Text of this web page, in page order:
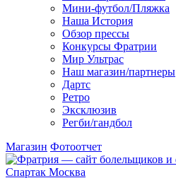
Мини-футбол/Пляжка
Наша История
Обзор прессы
Конкурсы Фратрии
Мир Ультрас
Наш магазин/партнеры
Дартс
Ретро
Эксклюзив
Регби/гандбол
Магазин Фотоотчет